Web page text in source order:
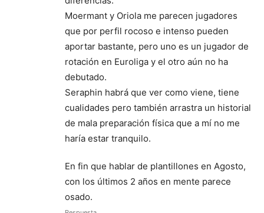
Moermant y Oriola me parecen jugadores
que por perfil rocoso e intenso pueden
aportar bastante, pero uno es un jugador de
rotación en Euroliga y el otro aún no ha
debutado.
Seraphin habrá que ver como viene, tiene
cualidades pero también arrastra un historial
de mala preparación física que a mí no me
haría estar tranquilo.
En fin que hablar de plantillones en Agosto,
con los últimos 2 años en mente parece
osado.